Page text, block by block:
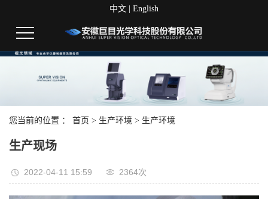
中文 English
您当前的位置 ： 首页 > 生产环境 > 生产环境
生产现场
2022-04-11 15:59 2364次